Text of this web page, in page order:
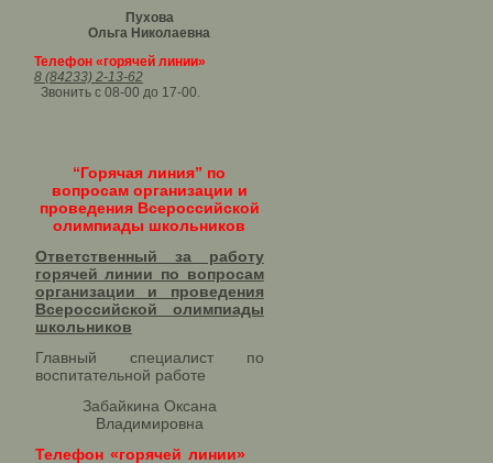
Пухова
Ольга Николаевна
Телефон «горячей линии»
8 (84233) 2-13-62
Звонить с 08-00 до 17-00.
“Горячая линия” по
вопросам организации и
проведения Всероссийской
олимпиады школьников
Ответственный за работу
горячей линии по вопросам
организации и проведения
Всероссийской олимпиады
школьников​
Главный специалист по
воспитательной работе
Забайкина Оксана
Владимировна
Телефон «горячей линии»